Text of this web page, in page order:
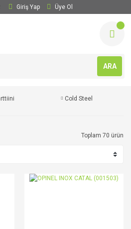
Giriş Yap Üye Ol
ARA
Cold Steel
Toplam 70 ürün